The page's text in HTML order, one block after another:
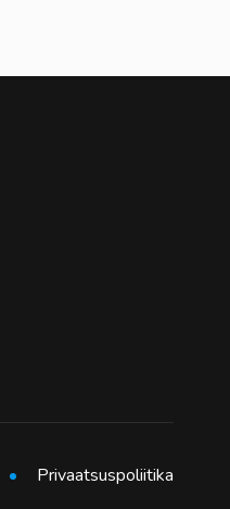
Privaatsuspoliitika